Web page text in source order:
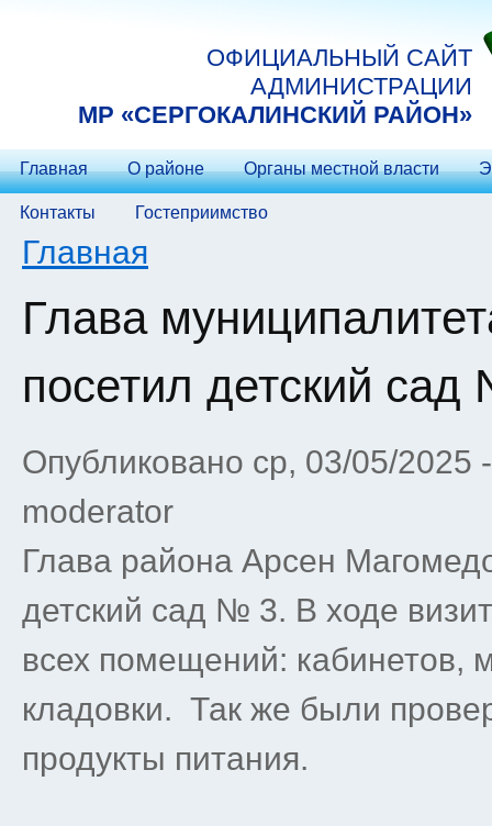
ОФИЦИАЛЬНЫЙ САЙТ
АДМИНИСТРАЦИИ
МP «СЕРГОКАЛИНСКИЙ РАЙОН»
Главная О районе Органы местной власти
Контакты Гостеприимство
Вы здесь
Главная
Глава
посетил детский сад
Опубликовано ср, 03/05/2025
moderator
Глава района Арсен
детский сад № 3. В ходе
всех помещений: кабинетов,
кладовки. Так же были
продукты питания.